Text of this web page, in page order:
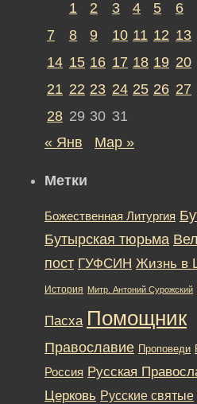
1 2 3 4 5
6
7
8 9 10 11 12 13
14 15 16 17 18 19 20
21 22 23 24 25 26 27
28 29 30 31
« Янв
Мар »
Метки
Божественная Литургия
Бутырская тюрьма
пост ГУФСИН Жизнь в
История Митр. Антоний Сурожский
Пасха Помощник
Православие Проповеди
Россия Русская
Церковь Русские святые